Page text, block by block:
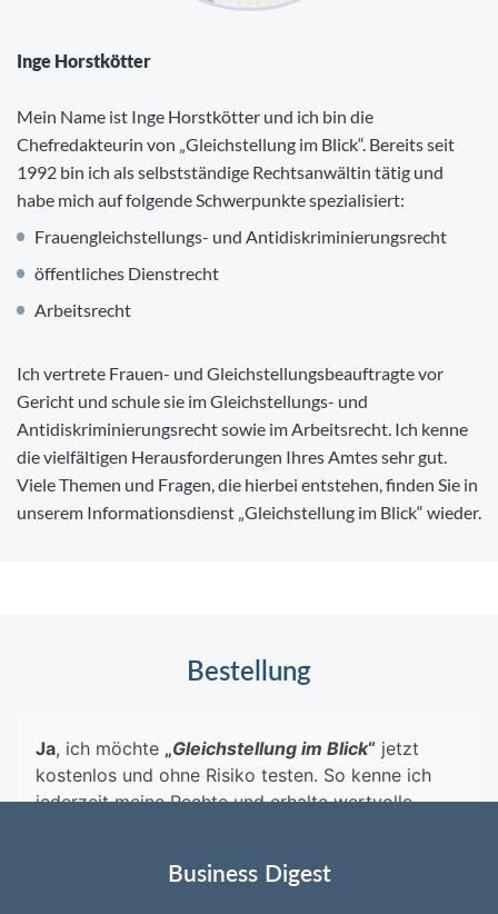
Inge Horstkötter
Mein Name ist Inge Horstkötter und ich bin die
Chefredakteurin von „Gleichstellung im Blick“. Bereits seit
1992 bin ich als selbstständige Rechtsanwältin tätig und
habe mich auf folgende Schwerpunkte spezialisiert:
Frauengleichstellungs- und Antidiskriminierungsrecht
öffentliches Dienstrecht
Arbeitsrecht
Ich vertrete Frauen- und Gleichstellungsbeauftragte vor
Gericht und schule sie im Gleichstellungs- und
Antidiskriminierungsrecht sowie im Arbeitsrecht. Ich kenne
die vielfältigen Herausforderungen Ihres Amtes sehr gut.
Viele Themen und Fragen, die hierbei entstehen, finden Sie in
unserem Informationsdienst „Gleichstellung im Blick“ wieder.
Bestellung
Business Digest